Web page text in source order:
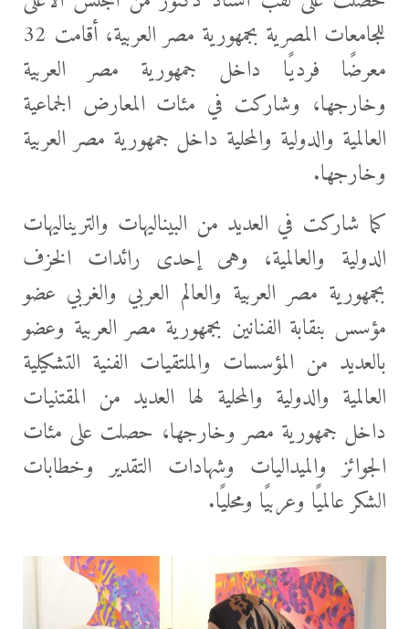
للجامعات المصرية بجمهورية مصر العربية، أقامت 32
معرضًا فرديًا داخل جمهورية مصر العربية
وخارجها، وشاركت في مئات المعارض الجماعية
العالمية والدولية والمحلية داخل جمهورية مصر العربية
وخارجها.
كما شاركت في العديد من البيناليهات والتريناليهات
الدولية والعالمية، وهى إحدى رائدات الخزف
بجمهورية مصر العربية والعالم العربي والغربي عضو
مؤسس بنقابة الفنانين بجمهورية مصر العربية وعضو
بالعديد من المؤسسات والملتقيات الفنية التشكيلية
العالمية والدولية والمحلية لها العديد من المقتنيات
داخل جمهورية مصر وخارجها، حصلت على مئات
الجوائز والميداليات وشهادات التقدير وخطابات
الشكر عالميًا وعربيًا ومحليًا.